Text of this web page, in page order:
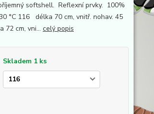
softshell. Reflexní prvky. 100%
°C 116 délka 70 cm, vnitř. nohav. 45
72 cm, vni... celý popis
Skladem 1 ks